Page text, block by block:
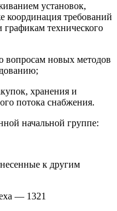
установок,
координация требований
технического
вопросам новых методов
хранения и
потока снабжения.
начальной группе:
к другим
— 1321